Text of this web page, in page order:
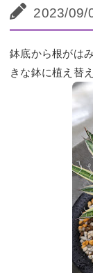
2023/09/
鉢底から根がは
きな鉢に植え替え